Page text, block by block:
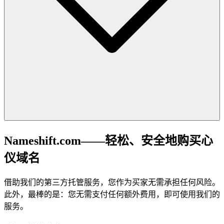
Nameshift.com——轻松、安全地购买心
仪域名
借助我们的第三方托管服务，您作为买家无需承担任何风险。
此外，最棒的是：您无需支付任何额外费用，即可使用我们的
服务。